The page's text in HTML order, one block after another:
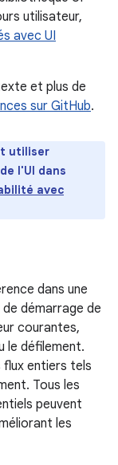
utilisateur,
avec UI
et plus de
sur GitHub.
utiliser
l'UI dans
avec
dans une
démarrage de
courantes,
le défilement.
flux entiers tels
Tous les
peuvent
les